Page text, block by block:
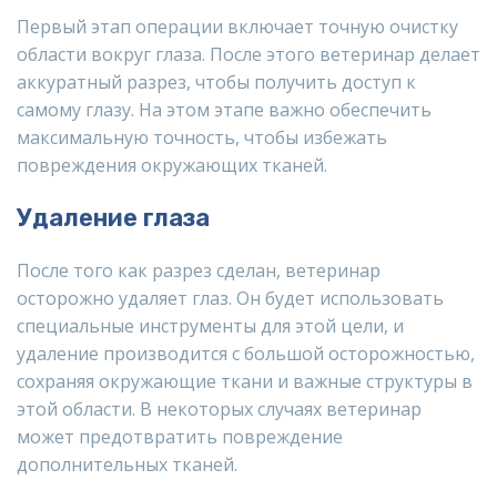
Первый этап операции включает точную очистку
области вокруг глаза. После этого ветеринар делает
аккуратный разрез, чтобы получить доступ к
самому глазу. На этом этапе важно обеспечить
максимальную точность, чтобы избежать
повреждения окружающих тканей.
Удаление глаза
После того как разрез сделан, ветеринар
осторожно удаляет глаз. Он будет использовать
специальные инструменты для этой цели, и
удаление производится с большой осторожностью,
сохраняя окружающие ткани и важные структуры в
этой области. В некоторых случаях ветеринар
может предотвратить повреждение
дополнительных тканей.